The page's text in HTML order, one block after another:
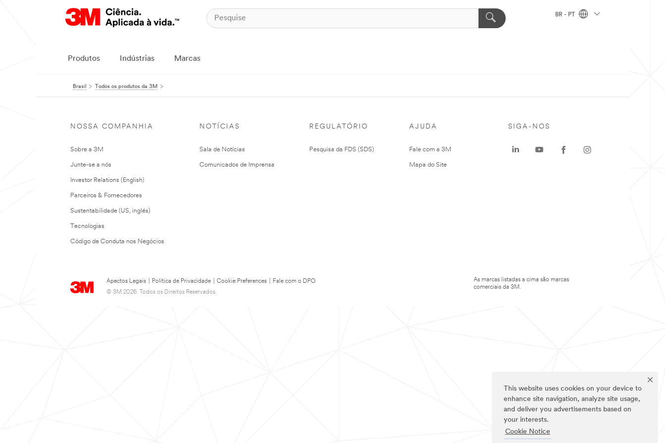
This website uses cookies on your device to
enhance site navigation, analyze site usage,
and deliver you advertisements based on
your interests.
Cookie Notice
BR - PT
Produtos Indústrias Marcas
Brasil Todos os produtos da 3M
NOSSA COMPANHIA
Sobre a 3M
Junte-se a nós
Investor Relations (English)
Parceiros & Fornecedores
Sustentabilidade (US, inglés)
Tecnologias
Código de Conduta nos Negócios
NOTÍCIAS
Sala de Notícias
Comunicados de Imprensa
REGULATÓRIO
Pesquisa da FDS (SDS)
AJUDA
Fale com a 3M
Mapa do Site
Apectos Legais Política de Privacidade Cookie Preferences
Fale com o DPO
© 3M 2026. Todos os Direitos Reservados.
SIGA-NOS
As marcas listadas a cima são marcas
comerciais da 3M.